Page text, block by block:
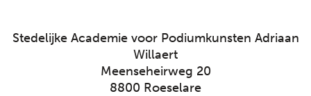
Stedelijke Academie voor Podiumkunsten Adriaan
Willaert
Meenseheirweg 20
8800 Roeselare